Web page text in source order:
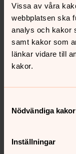
Vissa av våra
webbplatsen ska
analys och kakor
samt kakor som
länkar vidare till
kakor.
Nödvändiga kakor
Inställningar